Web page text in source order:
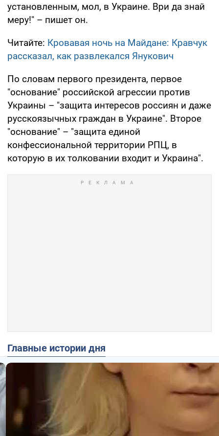
установленным, мол, в Украине. Ври да знай
меру!" – пишет он.
Читайте: Кровавая ночь на Майдане: Кравчук
рассказал, как развлекался Янукович
По словам первого президента, первое
"основание" российской агрессии против
Украины – "защита интересов россиян и даже
русскоязычных граждан в Украине". Второе
"основание" – "защита единой
конфессиональной территории РПЦ, в
которую в их толковании входит и Украина".
Главные истории дня